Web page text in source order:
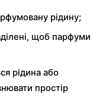
рідину;
щоб парфуми
рідина або
простір